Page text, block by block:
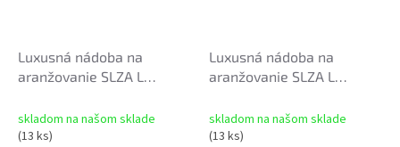
Luxusná nádoba na
aranžovanie SLZA L
skladom na našom sklade
(13 ks)
Luxusná nádoba na
aranžovanie SLZA L
skladom na našom sklade
(13 ks)